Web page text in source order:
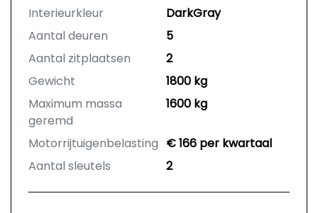
Interieurkleur
DarkGray
Aantal deuren
5
Aantal zitplaatsen
2
Gewicht
1800 kg
Maximum massa
geremd
1600 kg
Motorrijtuigenbelasting € 166 per kwartaal
Aantal sleutels
2